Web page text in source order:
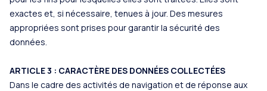
exactes et, si nécessaire, tenues à jour. Des mesures
appropriées sont prises pour garantir la sécurité des
données.
ARTICLE 3 : CARACTÈRE DES DONNÉES COLLECTÉES
Dans le cadre des activités de navigation et de réponse aux